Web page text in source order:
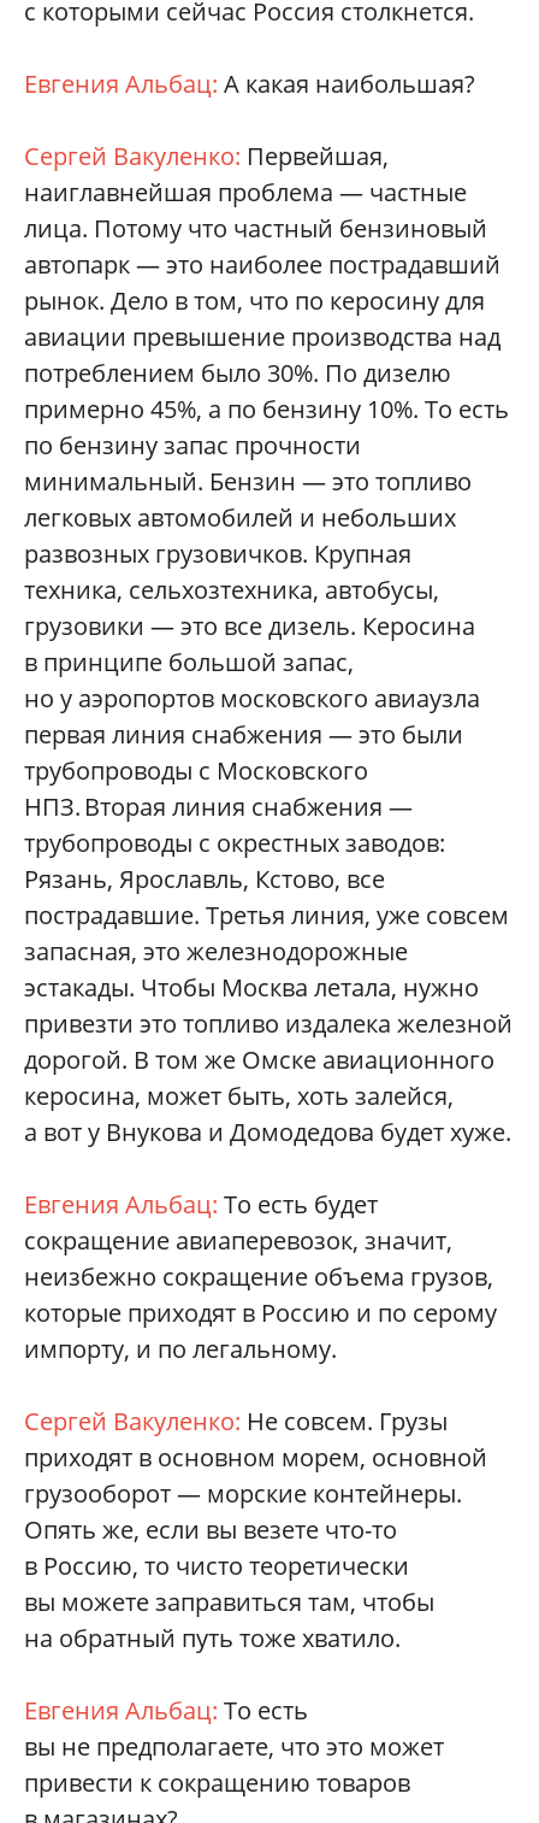
с которыми сейчас Россия столкнется.
Евгения Альбац: А какая наибольшая?
Сергей Вакуленко: Первейшая,
наиглавнейшая проблема — частные
лица. Потому что частный бензиновый
автопарк — это наиболее пострадавший
рынок. Дело в том, что по керосину для
авиации превышение производства над
потреблением было 30%. По дизелю
примерно 45%, а по бензину 10%. То есть
по бензину запас прочности
минимальный. Бензин — это топливо
легковых автомобилей и небольших
развозных грузовичков. Крупная
техника, сельхозтехника, автобусы,
грузовики — это все дизель. Керосина
в принципе большой запас,
но у аэропортов московского авиаузла
первая линия снабжения — это были
трубопроводы с Московского
НПЗ. Вторая линия снабжения —
трубопроводы с окрестных заводов:
Рязань, Ярославль, Кстово, все
пострадавшие. Третья линия, уже совсем
запасная, это железнодорожные
эстакады. Чтобы Москва летала, нужно
привезти это топливо издалека железной
дорогой. В том же Омске авиационного
керосина, может быть, хоть залейся,
а вот у Внукова и Домодедова будет хуже.
Евгения Альбац: То есть будет
сокращение авиаперевозок, значит,
неизбежно сокращение объема грузов,
которые приходят в Россию и по серому
импорту, и по легальному.
Сергей Вакуленко: Не совсем. Грузы
приходят в основном морем, основной
грузооборот — морские контейнеры.
Опять же, если вы везете что-то
в Россию, то чисто теоретически
вы можете заправиться там, чтобы
на обратный путь тоже хватило.
Евгения Альбац: То есть
вы не предполагаете, что это может
привести к сокращению товаров